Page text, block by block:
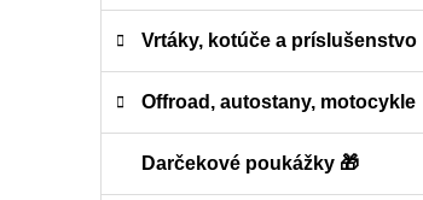
Vrtáky, kotúče a príslušenstvo
Offroad, autostany, motocykle
Darčekové poukážky 🎁